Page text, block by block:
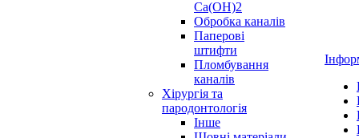
Ca(OH)2
Обробка каналів
Паперові
штифти
Пломбування
каналів
Хірургія та
пародонтологія
Інше